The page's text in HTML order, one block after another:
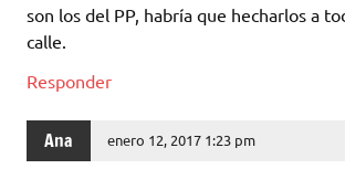
son los del PP, habría que hecharlos a
calle.
Responder
Ana enero 12, 2017 1:23 pm